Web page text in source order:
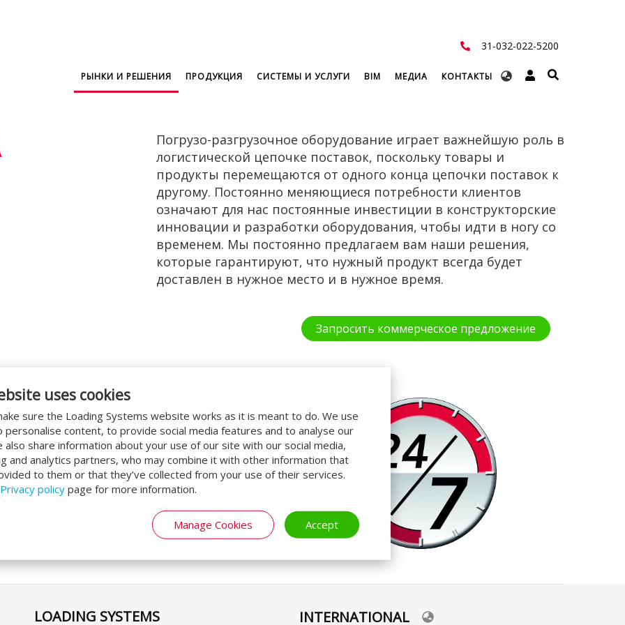
uses cookies
sure the Loading Systems website works as it is meant to do. We use
personalise content, to provide social media features and to analyse our
also share information about your use of our site with our social media,
and analytics partners, who may combine it with other information that
to them or that they’ve collected from your use of their services.
Privacy policy page for more information.
Manage Cookies Accept
31-032-022-5200
Select
РЫНКИ И РЕШЕНИЯ ПРОДУКЦИЯ СИСТЕМЫ И УСЛУГИ BIM МЕДИА КОНТАКТЫ
Погрузо-разгрузочное оборудование играет важнейшую роль в
логистической цепочке поставок, поскольку товары и
продукты перемещаются от одного конца цепочки поставок к
другому. Постоянно меняющиеся потребности клиентов
означают для нас постоянные инвестиции в конструкторские
инновации и разработки оборудования, чтобы идти в ногу со
временем. Мы постоянно предлагаем вам наши решения,
которые гарантируют, что нужный продукт всегда будет
доставлен в нужное место и в нужное время.
Запросить коммерческое предложение
бизнеса
погрузо-разгрузочных платформ от
работе сотен логистических
семейный бизнес недалеко от
центр в Дубае.
LOADING SYSTEMS
Select
INTERNATIONAL